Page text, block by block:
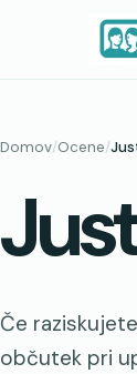
Domov/Ocene/
Če
občutek pri